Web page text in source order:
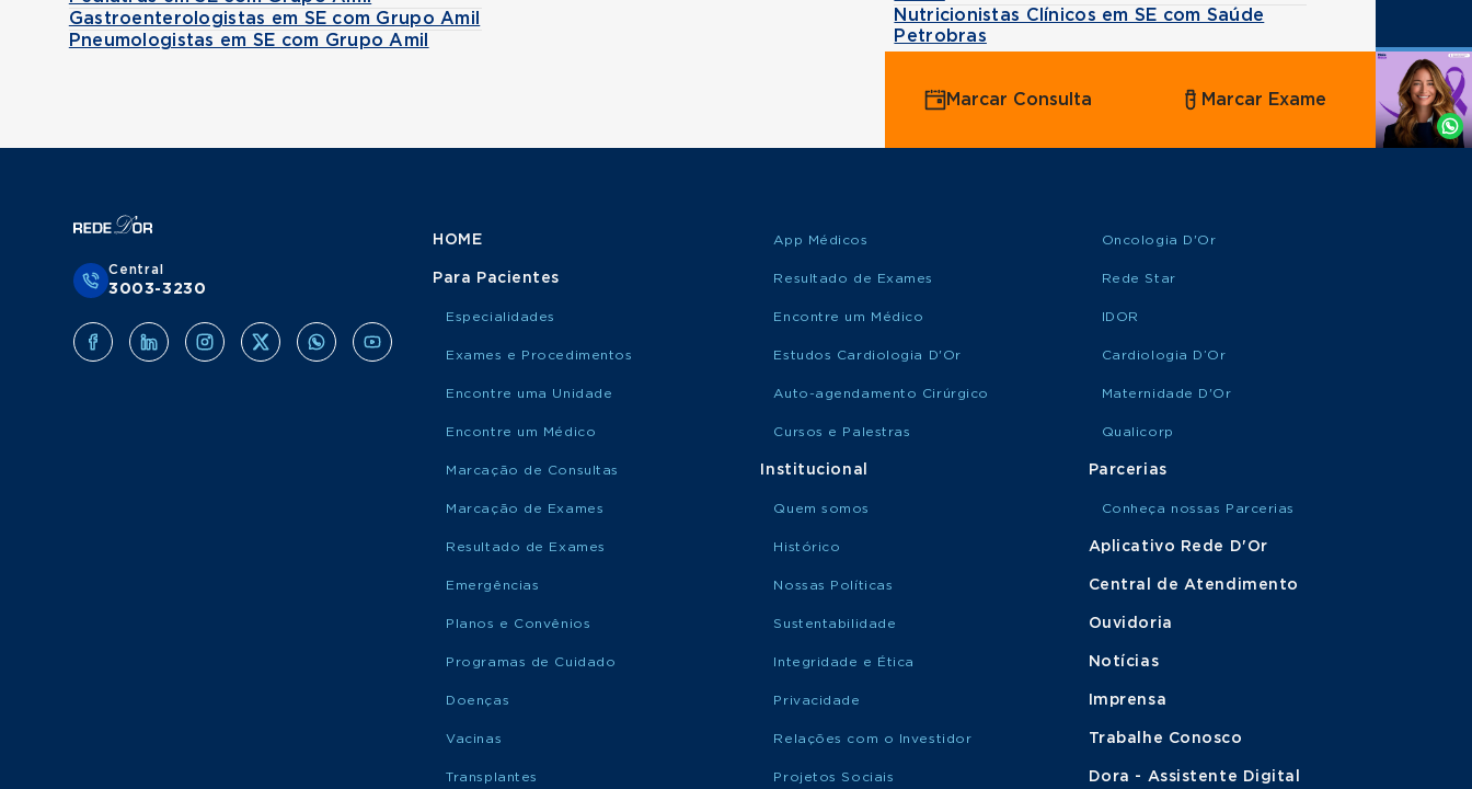
Gastroenterologistas em SE com Grupo Amil
Pneumologistas em SE com Grupo Amil
Nutricionistas Clínicos em SE com Saúde
Petrobras
Agende
Whatsapp
Marcar Consulta Marcar Exame
Central
3003-3230
HOME
Para Pacientes
Especialidades
Exames e Procedimentos
Encontre uma Unidade
Encontre um Médico
Marcação de Consultas
Marcação de Exames
Resultado de Exames
Emergências
Planos e Convênios
Programas de Cuidado
Doenças
Vacinas
Transplantes
App Médicos
Resultado de Exames
Encontre um Médico
Estudos Cardiologia D'Or
Auto-agendamento Cirúrgico
Cursos e Palestras
Institucional
Quem somos
Histórico
Nossas Políticas
Sustentabilidade
Integridade e Ética
Privacidade
Relações com o Investidor
Projetos Sociais
Oncologia D'Or
Rede Star
IDOR
Cardiologia D’Or
Maternidade D'Or
Qualicorp
Parcerias
Conheça nossas Parcerias
Aplicativo Rede D'Or
Central de Atendimento
Ouvidoria
Notícias
Imprensa
Trabalhe Conosco
Dora - Assistente Digital